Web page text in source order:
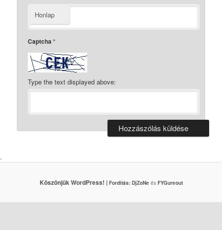
Honlap
Captcha*
Type the text displayed above:
.
Köszönjük WordPress! | Fordítás: DjZoNeés FYGureout